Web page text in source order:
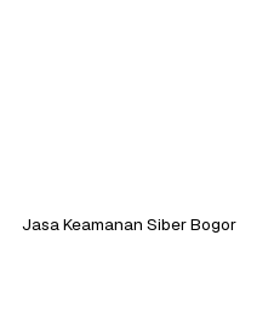
Jasa Keamanan Siber Bogor